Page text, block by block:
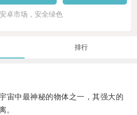
安卓市场，安全绿色
排行
中最神秘的物体之一，其强大的
。